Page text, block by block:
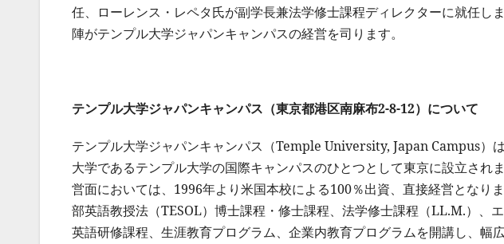
任、ローレンス・レペタ氏が副学長兼法学修士課程ディレクターに就任し
陣がテンプル大学ジャパンキャンパスの経営を司ります。
テンプル大学ジャパンキャンパス（東京都港区南麻布2-8-12）について
テンプル大学ジャパンキャンパス（Temple University, Japan Campus）
大学であるテンプル大学の国際キャンパスのひとつとして東京に設立され
営面においては、1996年より米国本校による100％出資、直接経営となり
部英語教授法（TESOL）博士課程・修士課程、法学修士課程（LL.M.）、
英語研修課程、生涯教育プログラム、企業内教育プログラムを開講し、幅